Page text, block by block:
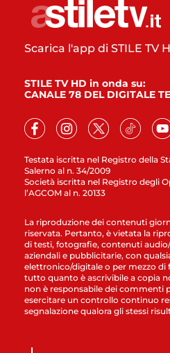
Testata iscritta nel Registro della
Salerno al n. 34/2009
Società iscritta nel Registro degli
l’AGCOM al n. 20133
Scarica l'app di STILE TV
STILE TV HD in onda su:
CANALE 78 DEL DIGITALE
La riproduzione dei contenuti
riservata. Pertanto, è vietata la
di testi, fotografie, contenuti
aziendali e pubblicitarie, con
elettronico/digitale o per mezzo di
tutto quanto è ascrivibile a copia
non è responsabile dei commenti
esercitare un controllo continuo
segnalazione qualora gli stessi